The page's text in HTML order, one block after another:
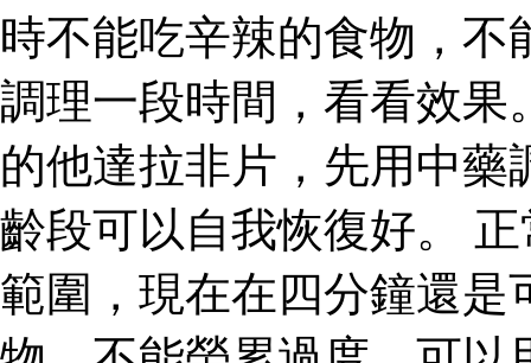
時不能吃辛辣的食物，
調理一段時間，看看效果
的他達拉非片，先用中
齡段可以自我恢復好。
範圍，現在在四分鐘還是